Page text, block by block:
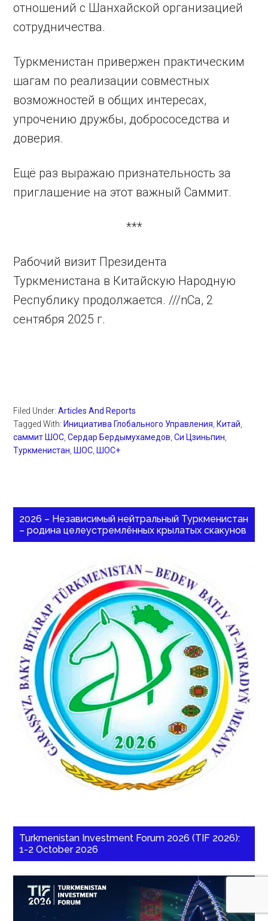
отношений с Шанхайской организацией
сотрудничества.
Туркменистан привержен практическим
шагам по реализации совместных
возможностей в общих интересах,
упрочению дружбы, добрососедства и
доверия.
Ещё раз выражаю признательность за
приглашение на этот важный Саммит.
***
Рабочий визит Президента
Туркменистана в Китайскую Народную
Республику продолжается. ///nCa, 2
сентября 2025 г.
Filed Under:Articles And Reports
Tagged With: Инициатива Глобального Управления Китай
саммит ШОС ,Сердар Бердымухамедов ,Си Цзиньпин
Туркменистан ШОС ШОС+
2026 – Независимый нейтральный Туркменистан
– родина целеустремлённых крылатых скакунов
Turkmenistan Investment Forum 2026 (TIF 2026):
1-2 October 2026